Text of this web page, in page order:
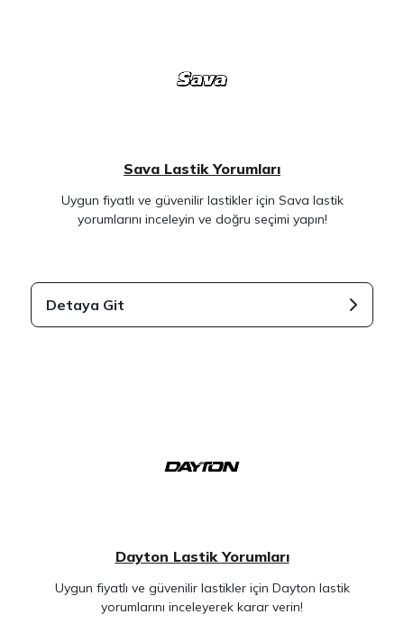
Sava Lastik Yorumları
Uygun fiyatlı ve güvenilir lastikler için Sava lastik
yorumlarını inceleyin ve doğru seçimi yapın!
Detaya Git
Dayton Lastik Yorumları
Uygun fiyatlı ve güvenilir lastikler için Dayton lastik
yorumlarını inceleyerek karar verin!